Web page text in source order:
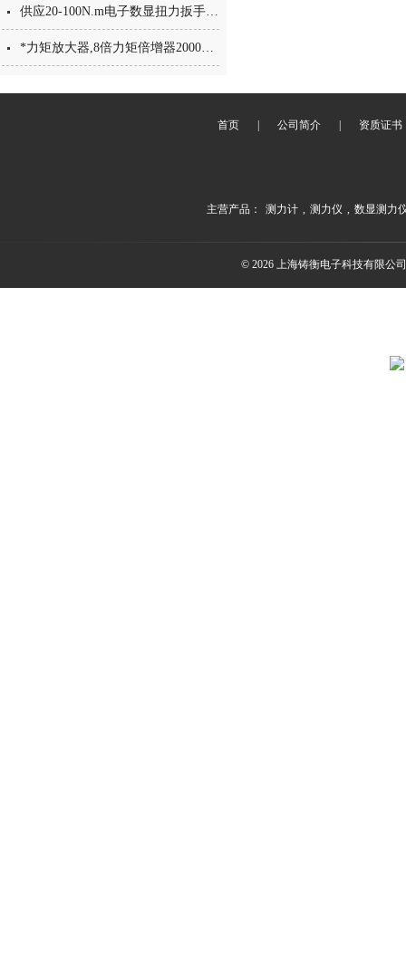
供应20-100N.m电子数显扭力扳手 扭力值数字显示测力扳手价格
*力矩放大器,8倍力矩倍增器2000N.M
首页 公司简介 资质证书
主营产品： 测力计 , 测力仪 , 数显测力
© 2026 上海铸衡电子科技有限公